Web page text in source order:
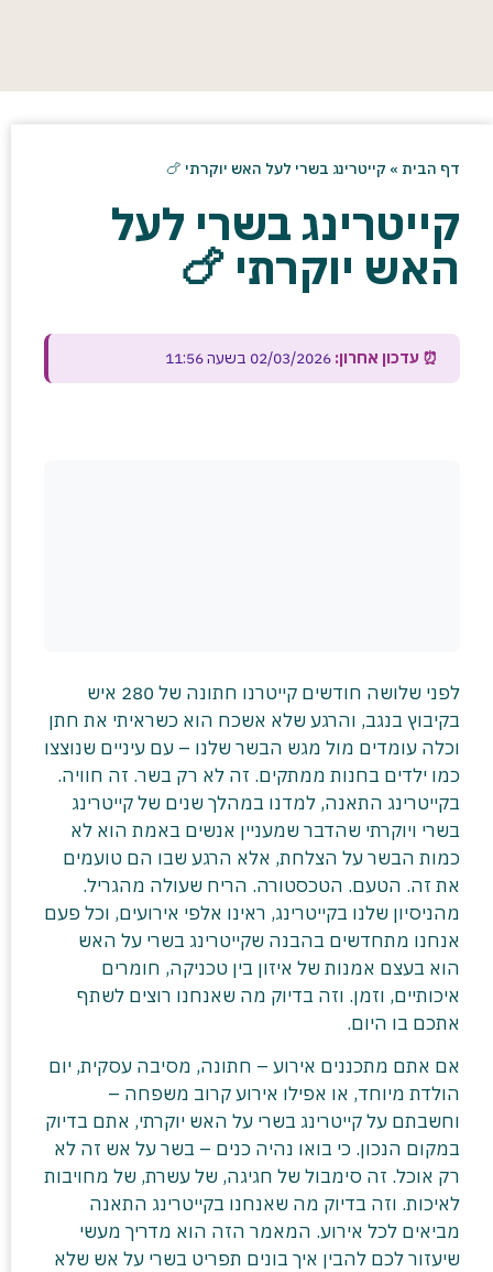
דף הבית » קייטרינג בשרי לעל האש יוקרתי 🍗
קייטרינג בשרי לעל
האש יוקרתי 🍗
⏰ עדכון אחרון:
לפני שלושה חודשים קייטרנו חתונה של 280 איש
בקיבוץ בנגב, והרגע שלא אשכח הוא כשראיתי את חתן
וכלה עומדים מול מגש הבשר שלנו – עם עיניים שנוצצו
כמו ילדים בחנות ממתקים. זה לא רק בשר. זה חוויה.
בקייטרינג התאנה, למדנו במהלך שנים של קייטרינג
בשרי ויוקרתי שהדבר שמעניין אנשים באמת הוא לא
כמות הבשר על הצלחת, אלא הרגע שבו הם טועמים
את זה. הטעם. הטכסטורה. הריח שעולה מהגריל.
מהניסיון שלנו בקייטרינג, ראינו אלפי אירועים, וכל פעם
אנחנו מתחדשים בהבנה שקייטרינג בשרי על האש
הוא בעצם אמנות של איזון בין טכניקה, חומרים
איכותיים, וזמן. וזה בדיוק מה שאנחנו רוצים לשתף
אתכם בו היום.
אם אתם מתכננים אירוע – חתונה, מסיבה עסקית, יום
הולדת מיוחד, או אפילו אירוע קרוב משפחה –
וחשבתם על קייטרינג בשרי על האש יוקרתי, אתם בדיוק
במקום הנכון. כי בואו נהיה כנים – בשר על אש זה לא
רק אוכל. זה סימבול של חגיגה, של עשרת, של מחויבות
לאיכות. וזה בדיוק מה שאנחנו בקייטרינג התאנה
מביאים לכל אירוע. המאמר הזה הוא מדריך מעשי
שיעזור לכם להבין איך בונים תפריט בשרי על אש שלא